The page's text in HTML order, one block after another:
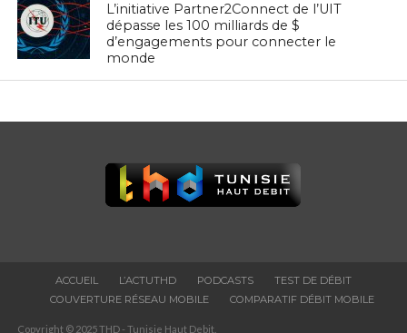
L’initiative Partner2Connect de l’UIT
dépasse les 100 milliards de $
d’engagements pour connecter le
monde
ACCUEIL L’ACTUTHD PODCASTS
TEST DE DÉBIT
COUVERTURE RÉSEAU MOBILE
COMPARATIF DÉBIT MOBILE
Copyright © 2025 THD - Tunisie Haut Debit.